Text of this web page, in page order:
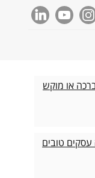
או מוקש
עסקים טובים